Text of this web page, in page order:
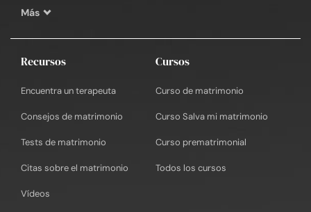
Más
Recursos
Encuentra un terapeuta
Consejos de matrimonio
Tests de matrimonio
Citas sobre el matrimonio
Vídeos
Cursos
Curso de matrimonio
Curso Salva mi matrimonio
Curso prematrimonial
Todos los cursos